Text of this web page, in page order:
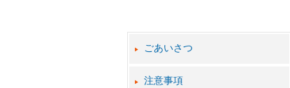
ごあいさつ
注意事項